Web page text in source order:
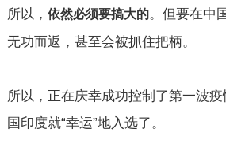
所以， 依然必须要搞大的。但要在中
无功而返，甚至会被抓住把柄。
所以，正在庆幸成功控制了第一波
国印度就“幸运”地入选了。